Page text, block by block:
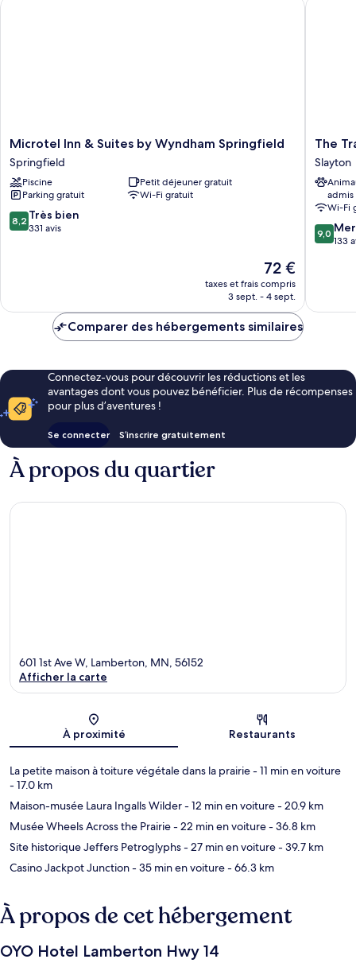
King
Microtel
Inn
&
Suites
by
Wyndham
Springfield
Microtel Inn & Suites by Wyndham Springfield
Springfield
Piscine
Petit déjeuner gratuit
Parking gratuit
Wi-Fi gratuit
8.2
sur
8,2 Très bien
331 avis
Le
nouveau
prix
de
72 €
taxes et frais compris
3 sept. - 4 sept.
The
Trail
Inn
-
Slayton,
MN
-
HWY
The
Slayton
admis
Wi-Fi
9.0
sur
9,0
133
Comparer des hébergements similaires
Connectez-vous pour découvrir les réductions et les
avantages dont vous pouvez bénéficier. Plus de récompenses
pour plus d’aventures !
Se connecter S’inscrire gratuitement
À propos du quartier
601 1st Ave W, Lamberton, MN, 56152
Afficher la carte
À proximité Restaurants
La petite maison à toiture végétale dans la prairie- 11 min en voiture
- 17.0 km
Maison-musée Laura Ingalls Wilder- 12 min en voiture- 20.9 km
Musée Wheels Across the Prairie- 22 min en voiture- 36.8 km
Site historique Jeffers Petroglyphs- 27 min en voiture- 39.7 km
Casino Jackpot Junction- 35 min en voiture- 66.3 km
À propos de cet hébergement
OYO Hotel Lamberton Hwy 14